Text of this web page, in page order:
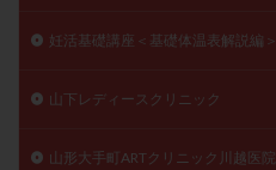
妊活基礎講座＜基礎体温表解説編＞
山下レディースクリニック
山形大手町ARTクリニック川越医院